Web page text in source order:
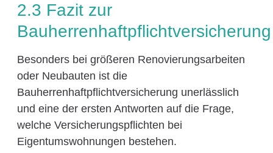
2.3 Fazit zur
Bauherrenhaftpflichtversicherung
Besonders bei größeren Renovierungsarbeiten
oder Neubauten ist die
Bauherrenhaftpflichtversicherung unerlässlich
und eine der ersten Antworten auf die Frage,
welche Versicherungspflichten bei
Eigentumswohnungen bestehen.